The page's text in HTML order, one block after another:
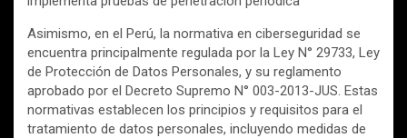
Asimismo, en el Perú, la normativa en ciberseguridad se
encuentra principalmente regulada por la Ley N° 29733, Ley
de Protección de Datos Personales, y su reglamento
aprobado por el Decreto Supremo N° 003-2013-JUS. Estas
normativas establecen los principios y requisitos para el
tratamiento de datos personales, incluyendo medidas de